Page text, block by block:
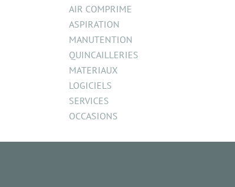
AIR COMPRIME
ASPIRATION
MANUTENTION
QUINCAILLERIES
MATERIAUX
LOGICIELS
SERVICES
OCCASIONS